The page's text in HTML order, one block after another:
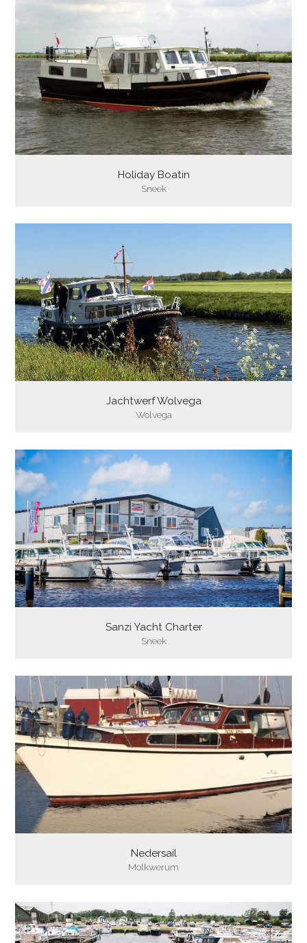
Holiday Boatin
Sneek
Jachtwerf Wolvega
Wolvega
Sanzi Yacht Charter
Sneek
Nedersail
Molkwerum